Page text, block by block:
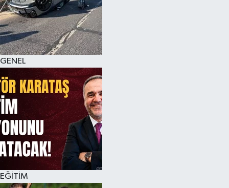
GENEL
EĞİTİM
KÜLTÜR SANAT
MAGAZİN
SAĞLIK
SİYASET
SPOR
TEKNOLOJİ
VİZYONDAKİLER